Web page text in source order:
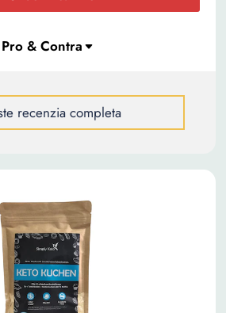
recenzia completa